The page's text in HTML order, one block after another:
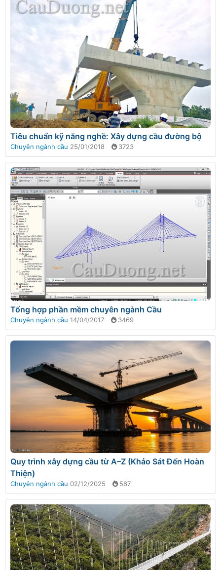
Tiêu chuẩn kỹ năng nghề: Xây dựng cầu đường bộ
Chuyên ngành cầu 25/01/2018 3723
Tổng hợp phần mềm chuyên ngành Cầu
Chuyên ngành cầu 14/04/2017 3469
Quy trình xây dựng cầu từ A–Z (Khảo Sát Đến Hoàn
Thiện)
Chuyên ngành cầu 02/12/2025 567